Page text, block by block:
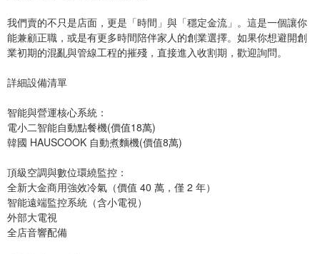
我們賣的不只是店面，更是「時間」與「穩定金流」。這是一個讓你
能兼顧正職，或是有更多時間陪伴家人的創業選擇。如果你想避開創
業初期的混亂與管線工程的摧殘，直接進入收割期，歡迎詢問。
詳細設備清單
智能與營運核心系統：
電小二智能自動點餐機(價值18萬)
韓國 HAUSCOOK 自動煮麵機(價值8萬)
頂級空調與數位環繞監控：
全新大金商用強效冷氣（價值 40 萬，僅 2 年）
智能遠端監控系統（含小電視）
外部大電視
全店音響配備